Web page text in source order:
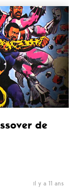
de
il y a 11 ans